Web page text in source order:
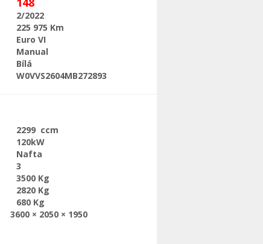
2/2022
225 975 Km
Euro VI
Manual
Bílá
W0VVS2604MB272893
2299 ccm
120kW
Nafta
3
3500 Kg
2820 Kg
680 Kg
3600 × 2050 × 1950